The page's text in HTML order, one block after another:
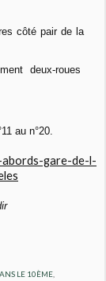
côté pair de la
deux-roues
au n°20.
LE 10ÈME,